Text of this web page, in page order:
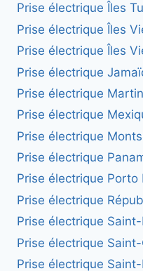
Prise électrique Îles
Prise électrique Îles
Prise électrique Îles
Prise électrique
Prise électrique
Prise électrique
Prise électrique
Prise électrique
Prise électrique Porto
Prise électrique
Prise électrique
Prise électrique
Prise électrique